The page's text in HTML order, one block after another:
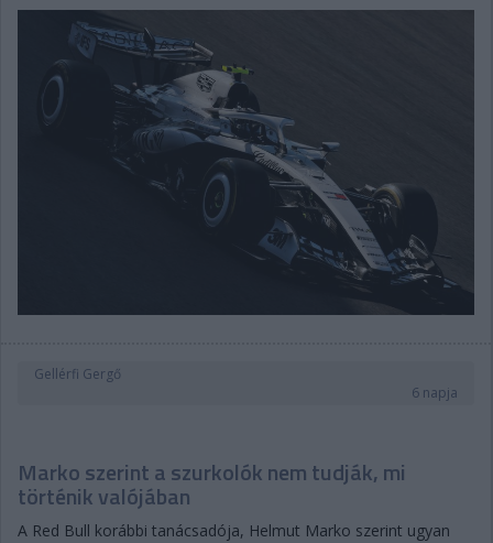
Gellérfi Gergő
6 napja
Marko szerint a szurkolók nem tudják, mi
történik valójában
A Red Bull korábbi tanácsadója, Helmut Marko szerint ugyan